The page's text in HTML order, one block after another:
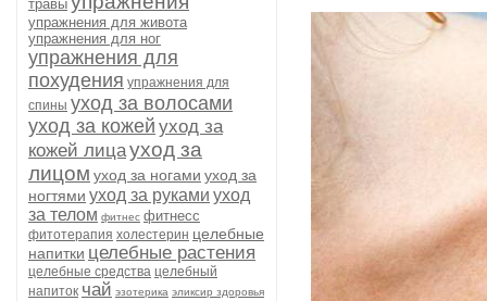
травы
упражнения для живота
упражнения для ног
упражнения для
похудения упражнения для
спины уход за волосами
уход за кожей уход за
кожей лицауход за
лицом уход за ногами уход за
ногтями уход за руками уход
за телом фитнес фитнесс
фитотерапия холестерин целебные
напитки целебные растения
целебные средства целебный
напиток чай эзотерика эликсир здоровья